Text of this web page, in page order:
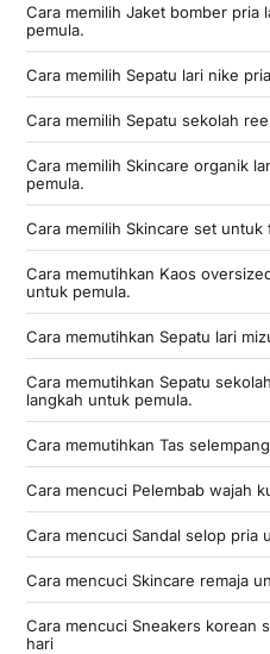
Cara memilih Jaket bomber pria
pemula.
Cara memilih Sepatu lari nike
Cara memilih Sepatu sekolah
Cara memilih Skincare organik
pemula.
Cara memilih Skincare set
Cara memutihkan Kaos
untuk pemula.
Cara memutihkan Sepatu lari
Cara memutihkan Sepatu
langkah untuk pemula.
Cara memutihkan Tas
Cara mencuci Pelembab wajah
Cara mencuci Sandal selop pria
Cara mencuci Skincare remaja
Cara mencuci Sneakers korean
hari